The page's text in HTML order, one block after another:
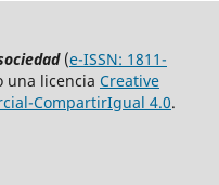
(e-ISSN: 1811-
una licencia Creative
CompartirIgual 4.0.